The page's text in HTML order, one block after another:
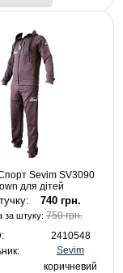
Sevim SV3090
для дітей
740 грн.
за штуку:750 грн.
2410548
Sevim
коричневий